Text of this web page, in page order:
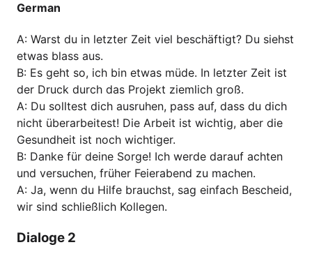
German
A: Warst du in letzter Zeit viel beschäftigt? Du siehst
etwas blass aus.
B: Es geht so, ich bin etwas müde. In letzter Zeit ist
der Druck durch das Projekt ziemlich groß.
A: Du solltest dich ausruhen, pass auf, dass du dich
nicht überarbeitest! Die Arbeit ist wichtig, aber die
Gesundheit ist noch wichtiger.
B: Danke für deine Sorge! Ich werde darauf achten
und versuchen, früher Feierabend zu machen.
A: Ja, wenn du Hilfe brauchst, sag einfach Bescheid,
wir sind schließlich Kollegen.
Dialoge 2